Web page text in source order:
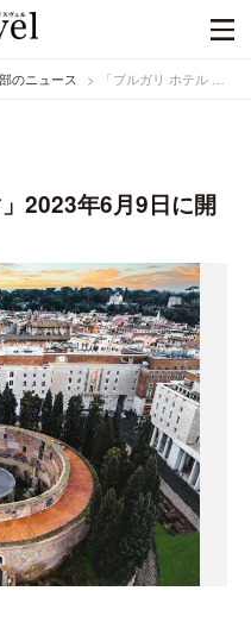
のニュース 「ブルガリ ホテル ローマ」2023年6月9日に開業
2023年6月9日に開